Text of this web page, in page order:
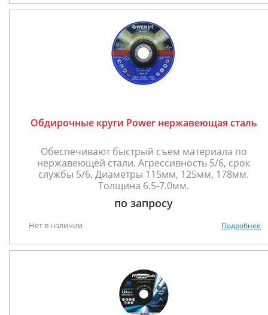
Обдирочные круги Power нержавеющая сталь
Обеспечивают быстрый съем материала по
нержавеющей стали. Агрессивность 5/6, срок
службы 5/6. Диаметры 115мм, 125мм, 178мм.
Толщина 6.5-7.0мм.
по запросу
Нет в наличии Подробнее